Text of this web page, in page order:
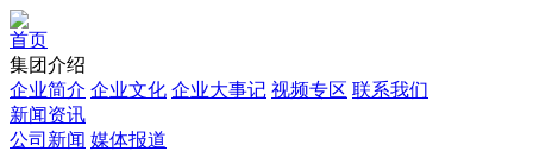
首页
集团介绍
企业简介 企业文化 企业⼤事记 视频专区 联系我们
新闻资讯
公司新闻 媒体报道